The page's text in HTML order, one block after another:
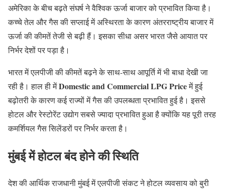
अमेरिका के बीच बढ़ते संघर्ष ने वैश्विक ऊर्जा बाजार को प्रभावित किया है।
कच्चे तेल और गैस की सप्लाई में अस्थिरता के कारण अंतरराष्ट्रीय बाजार में
ऊर्जा की कीमतें तेजी से बढ़ी हैं। इसका सीधा असर भारत जैसे आयात पर
निर्भर देशों पर पड़ा है।
भारत में एलपीजी की कीमतें बढ़ने के साथ-साथ आपूर्ति में भी बाधा देखी जा
रही है। हाल ही मेंDomestic and Commercial LPG Priceमें हुई
बढ़ोतरी के कारण कई राज्यों में गैस की उपलब्धता प्रभावित हुई है। इससे
होटल और रेस्टोरेंट उद्योग सबसे ज्यादा प्रभावित हुआ है क्योंकि यह पूरी तरह
कमर्शियल गैस सिलेंडरों पर निर्भर करता है।
मुंबई में होटल बंद होने की स्थिति
देश की आर्थिक राजधानी मुंबई में एलपीजी संकट ने होटल व्यवसाय को बुरी